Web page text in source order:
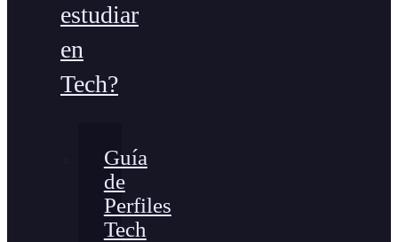
estudiar
en
Tech?
Guía
de
Perfiles
Tech